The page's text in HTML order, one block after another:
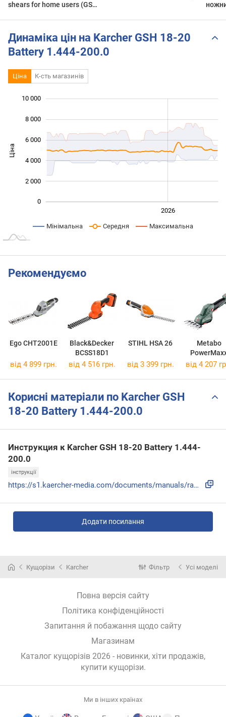
shears for home users (GSH
Динаміка цін на Karcher GSH 18-20
Battery 1.444-200.0
Ціна К-сть магазинів
Ціна
0
2 000
4 000
6 000
8 000
10 000
2026
Мінімальна Середня Максимальна
Рекомендуємо
Ego CHT2001E
Black&Decker
BCSS18D1
STIHL HSA 26
Metabo
SGS 12 Q
від 4 899 грн. від 4 516 грн. від 3 399 грн. від 4 207
Корисні матеріали по Karcher GSH
18-20 Battery 1.444-200.0
Инструкция к Karcher GSH 18-20 Battery 1.444-
200.0
інструкції
https://s1.kaercher-media.com/documents/manuals/raw/000/BTA...
Додати посилання
Кущорізи Karcher Фільтр Усі моделі
Повна версія сайту
Політика конфіденційності
Запитання й побажання щодо сайту
Магазинам
Каталог кущорізів 2026 - новинки, хіти продажів,
купити кущорізи.
Ми в інших країнах